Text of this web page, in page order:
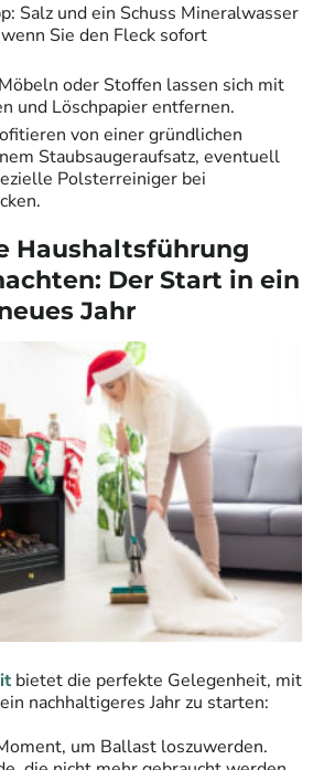
Salz und ein Schuss Mineralwasser
Sie den Fleck sofort
oder Stoffen lassen sich mit
und Löschpapier entfernen.
von einer gründlichen
Staubsaugeraufsatz, eventuell
Polsterreiniger bei
Haushaltsführung
Der Start in ein
Jahr
bietet die perfekte Gelegenheit, mit
nachhaltigeres Jahr zu starten:
um Ballast loszuwerden.